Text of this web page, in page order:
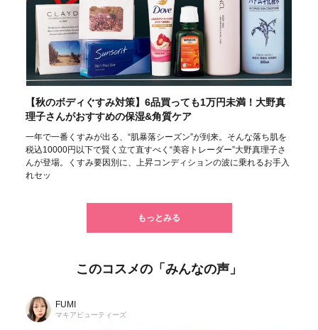
【秋のボディぐすみ対策】6品買っても1万円未満！大野真
理子さんがおすすめの保湿&角質ケア
一年で一番くすみが出る、“肌暴落シーズン”が到来。そんな落ち肌を
税込10000円以下で賢く立て直すべく“美容トレーダー”大野真理子さ
んが登場。くすみ要因別に、上昇コンディションの波に乗れるお手入
れセッ
もっとみる
このコスメの「みんなの声」
FUMI
マキアビューティーズ